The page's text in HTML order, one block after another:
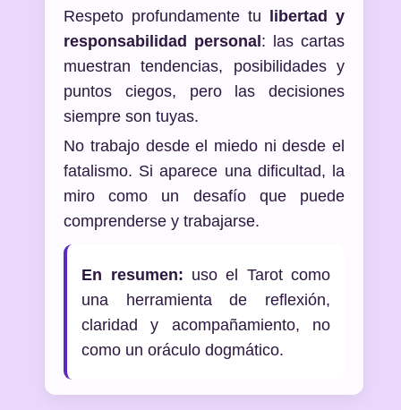
Respeto profundamente tu libertad y
responsabilidad personal: las cartas
muestran tendencias, posibilidades y
puntos ciegos, pero las decisiones
siempre son tuyas.
No trabajo desde el miedo ni desde el
fatalismo. Si aparece una dificultad, la
miro como un desafío que puede
comprenderse y trabajarse.
En resumen: uso el Tarot como
una herramienta de reflexión,
claridad y acompañamiento, no
como un oráculo dogmático.